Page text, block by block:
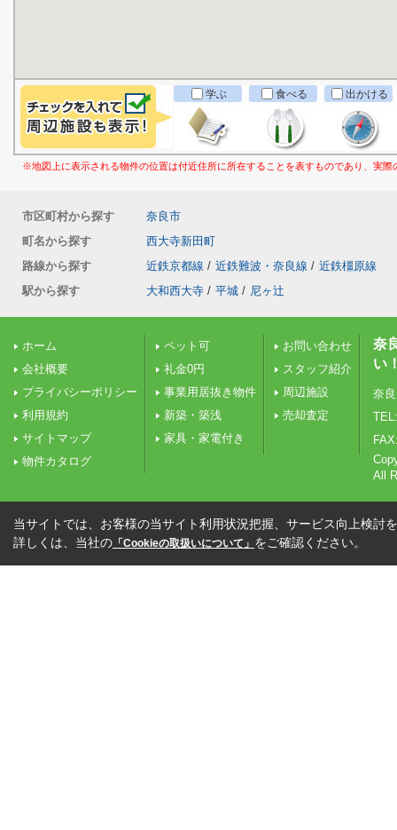
学ぶ 食べる 出かける
※地図上に表示される物件の位置は付近住所に所在することを表すものであり、実
市区町村から探す
奈良市
町名から探す
西大寺新田町
路線から探す
近鉄京都線 / 近鉄難波・奈良線 / 近鉄橿原線
駅から探す
大和西大寺 / 平城 / 尼ヶ辻
ホーム
会社概要
プライバシーポリシー
利用規約
サイトマップ
物件カタログ
ペット可
礼金0円
事業用居抜き物件
新築・築浅
家具・家電付き
お問い合わせ
スタッフ紹介
周辺施設
売却査定
奈
い
奈
All
当サイトでは、お客様の当サイト利用状況把握、サービス向上検討
詳しくは、当社の 「Cookieの取扱いについて」 をご確認ください。